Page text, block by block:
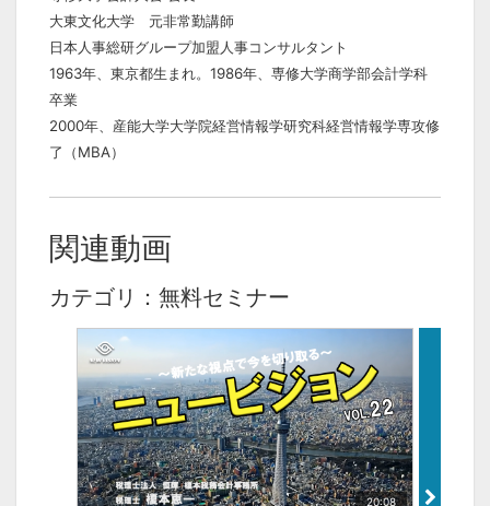
大東文化大学 元非常勤講師
日本人事総研グループ加盟人事コンサルタント
1963年、東京都生まれ。1986年、専修大学商学部会計学科
卒業
2000年、産能大学大学院経営情報学研究科経営情報学専攻修
了（MBA）
関連動画
カテゴリ：無料セミナー
20:08